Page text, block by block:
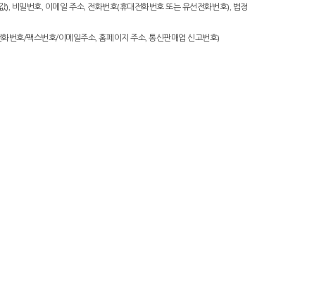
비밀번호, 이메일 주소, 전화번호(휴대전화번호 또는 유선전화번호), 법정
번호/팩스번호/이메일주소, 홈페이지 주소, 통신판매업 신고번호)